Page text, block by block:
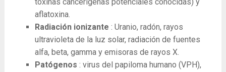
aflatoxina.
Radiación ionizante : Uranio, radón, rayos
ultravioleta de la luz solar, radiación de fuentes
alfa, beta, gamma y emisoras de rayos X.
Patógenos : virus del papiloma humano (VPH),